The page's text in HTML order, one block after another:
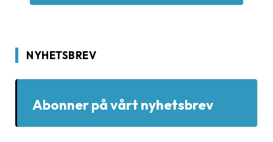
NYHETSBREV
Abonner på vårt nyhetsbrev